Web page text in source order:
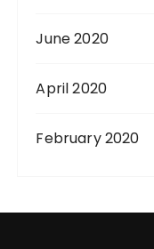
June 2020
April 2020
February 2020